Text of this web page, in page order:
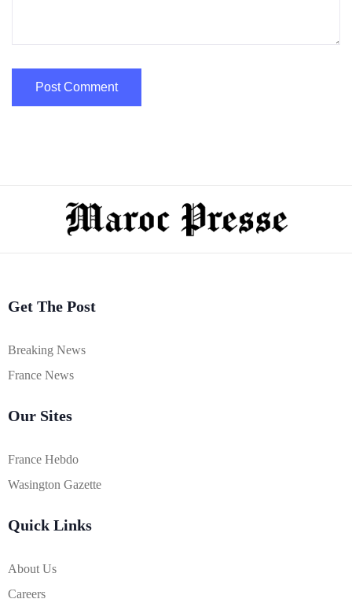
Get The Post
Breaking News
France News
Our Sites
France Hebdo
Wasington Gazette
Quick Links
About Us
Careers